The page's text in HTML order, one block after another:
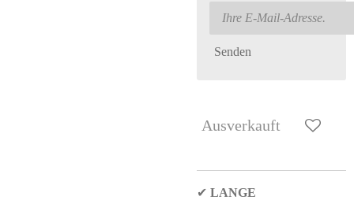
Senden
Ausverkauft
✔ LANGE